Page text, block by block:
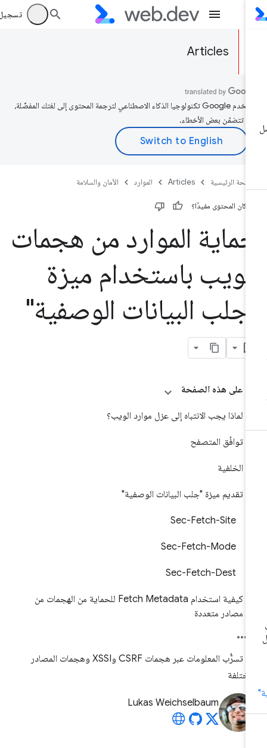
تسجيل
Articles
تستخدم Google تكنولوجيا الذكاء الاصطناعي لترجمة المحتوى إلى لغتك المفضّلة،
تتضمّن بعض الأخطاء.
الرئيسية Articles الموارد الأمان والسلامة
كان المحتوى مفيدًا؟
الموارد من هجمات
باستخدام ميزة
البيانات الوصفية"
على هذه الصفحة
لماذا يجب الانتباه إلى عزل موارد الويب؟
توافُق المتصفح
الخلفية
تقديم ميزة "جلب البيانات الوصفية"
Sec-Fetch-Site
Sec-Fetch-Mode
Sec-Fetch-Dest
كيفية استخدام Fetch Metadata للحماية من الهجمات من
مصادر متعددة
منع تسرُّب المعلومات عبر هجمات CSRF وXSSI وهجمات المصادر
Lukas Weichselbaum